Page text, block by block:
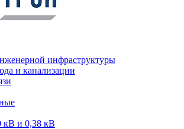
инфраструктуры
и канализации
кВ и 0,38 кВ